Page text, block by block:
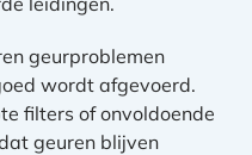
geurproblemen
wordt afgevoerd.
filters of onvoldoende
geuren blijven